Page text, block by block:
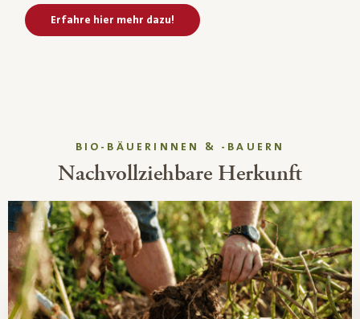
Erfahre hier mehr dazu!
BIO-BÄUERINNEN & -BAUERN
Nachvollziehbare Herkunft